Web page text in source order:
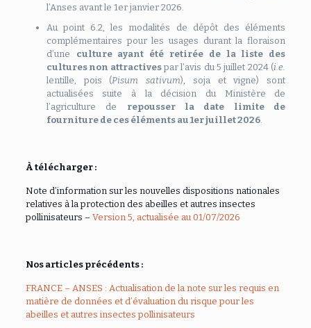
l’Anses avant le 1er janvier 2026.
Au point 6.2, les modalités de dépôt des éléments
complémentaires pour les usages durant la floraison
d’une culture ayant été retirée de la liste des
cultures non attractivespar l’avis du 5 juillet 2024 (i.e.
lentille, pois (Pisum sativum), soja et vigne) sont
actualisées suite à la décision du Ministère de
l’agriculture de repousser la date limite de
fourniture de ces éléments au 1er juillet 2026.
À télécharger :
Note d’information sur les nouvelles dispositions nationales
relatives à la protection des abeilles et autres insectes
pollinisateurs – Version 5, actualisée au 01/07/2026
Nos articles précédents :
FRANCE – ANSES : Actualisation de la note sur les requis en
matière de données et d’évaluation du risque pour les
abeilles et autres insectes pollinisateurs